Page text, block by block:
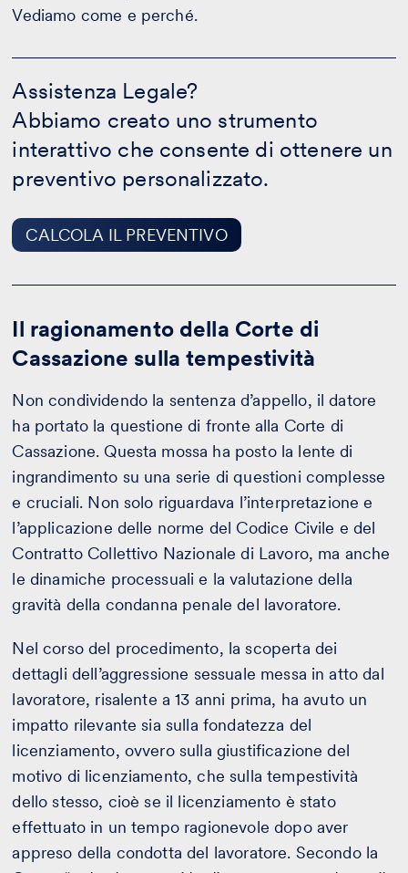
Vediamo come e perché.
Assistenza Legale?
Abbiamo creato uno strumento
interattivo che consente di ottenere un
preventivo personalizzato.
CALCOLA IL PREVENTIVO
Legale?
-
CALCOLA
PREVENTIVO
Il ragionamento della Corte di
Cassazione sulla tempestività
Non condividendo la sentenza d’appello, il datore
ha portato la questione di fronte alla Corte di
Cassazione. Questa mossa ha posto la lente di
ingrandimento su una serie di questioni complesse
e cruciali. Non solo riguardava l’interpretazione e
l’applicazione delle norme del Codice Civile e del
Contratto Collettivo Nazionale di Lavoro, ma anche
le dinamiche processuali e la valutazione della
gravità della condanna penale del lavoratore.
Nel corso del procedimento, la scoperta dei
dettagli dell’aggressione sessuale messa in atto dal
lavoratore, risalente a 13 anni prima, ha avuto un
impatto rilevante sia sulla fondatezza del
licenziamento, ovvero sulla giustificazione del
motivo di licenziamento, che sulla tempestività
dello stesso, cioè se il licenziamento è stato
effettuato in un tempo ragionevole dopo aver
appreso della condotta del lavoratore. Secondo la